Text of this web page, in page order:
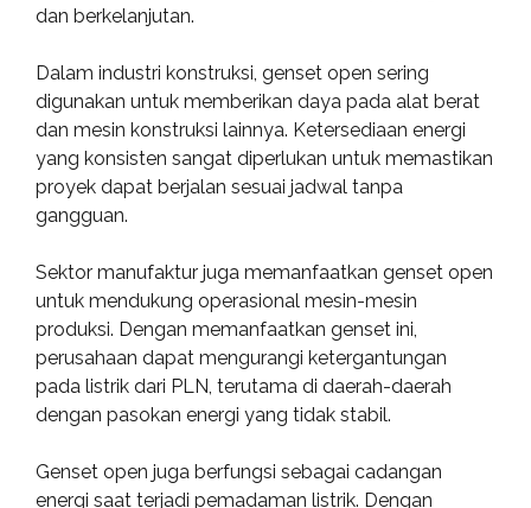
dan berkelanjutan.
Dalam industri konstruksi, genset open sering
digunakan untuk memberikan daya pada alat berat
dan mesin konstruksi lainnya. Ketersediaan energi
yang konsisten sangat diperlukan untuk memastikan
proyek dapat berjalan sesuai jadwal tanpa
gangguan.
Sektor manufaktur juga memanfaatkan genset open
untuk mendukung operasional mesin-mesin
produksi. Dengan memanfaatkan genset ini,
perusahaan dapat mengurangi ketergantungan
pada listrik dari PLN, terutama di daerah-daerah
dengan pasokan energi yang tidak stabil.
Genset open juga berfungsi sebagai cadangan
energi saat terjadi pemadaman listrik. Dengan